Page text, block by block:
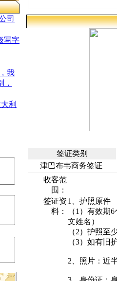
司
写字
我
利
签证类别
津巴布韦商务签证
收客范
围：
签证资
料：
1、护照原件
（1）有效期
文姓名）
（2）护照至
（3）如有旧
2、照片：近